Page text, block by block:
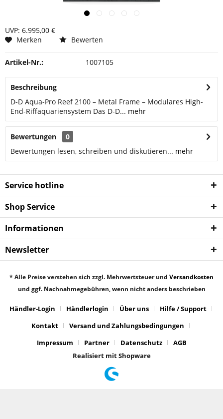
UVP: 6.995,00 €
Merken
Bewerten
Artikel-Nr.: 1007105
Beschreibung
D-D Aqua-Pro Reef 2100 – Metal Frame – Modulares High-
End-Riffaquariensystem Das D-D... mehr
Bewertungen
0
Bewertungen lesen, schreiben und diskutieren... mehr
Service hotline
Shop Service
Informationen
Newsletter
* Alle Preise verstehen sich zzgl. Mehrwertsteuer und Versandkosten
und ggf. Nachnahmegebühren, wenn nicht anders beschrieben
Händler-Login Händlerlogin Über uns
Hilfe / Support
Kontakt
Versand und Zahlungsbedingungen
Impressum
Partner Datenschutz
AGB
Realisiert mit Shopware